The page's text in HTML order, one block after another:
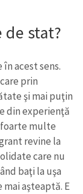
stat?
acest sens.
prin
şi mai puţin
din experienţă
multe
revine la
care nu
baţi la uşa
aşteaptă. E